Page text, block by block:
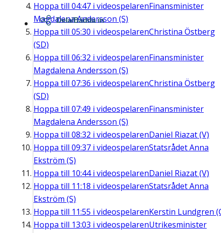
Hoppa till 04:47 i videospelarenFinansminister
Magdalena Andersson (S)
Hoppa till 05:30 i videospelarenChristina Östberg
(SD)
Hoppa till 06:32 i videospelarenFinansminister
Magdalena Andersson (S)
Hoppa till 07:36 i videospelarenChristina Östberg
(SD)
Hoppa till 07:49 i videospelarenFinansminister
Magdalena Andersson (S)
Hoppa till 08:32 i videospelarenDaniel Riazat (V)
Hoppa till 09:37 i videospelarenStatsrådet Anna
Ekström (S)
Hoppa till 10:44i videospelarenDaniel Riazat (V)
Hoppa till 11:18 i videospelarenStatsrådet Anna
Ekström (S)
Hoppa till 11:55 i videospelarenKerstin Lundgren
Hoppa till 13:03 i videospelarenUtrikesminister
Dela/Bädda in